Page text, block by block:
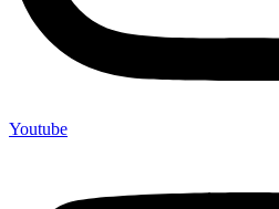
Youtube